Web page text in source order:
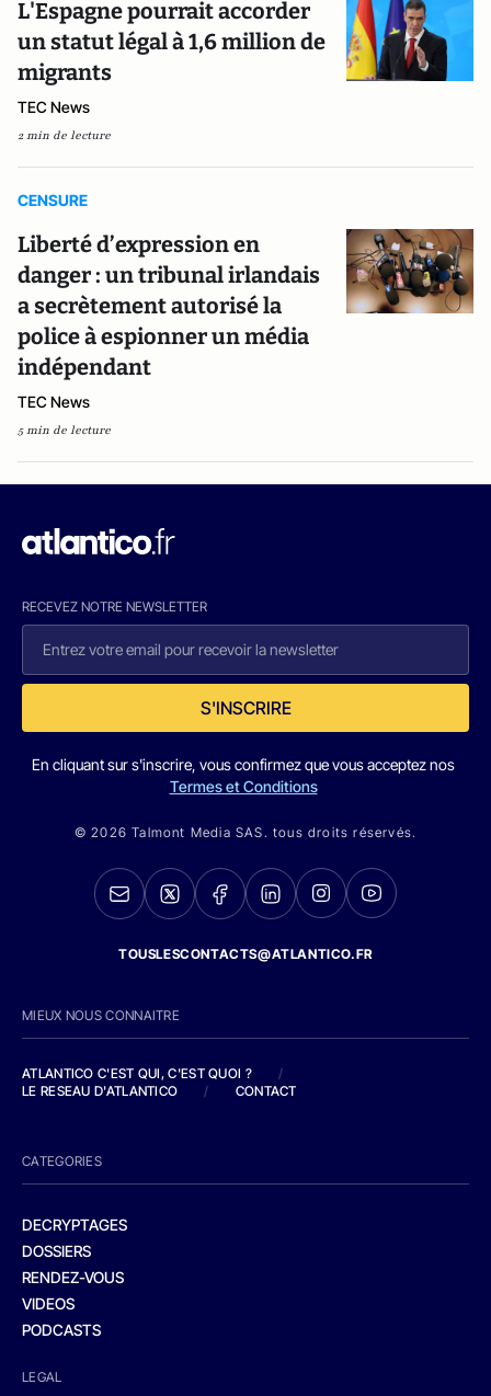
L'Espagne pourrait accorder
un statut légal à 1,6 million de
migrants
TEC News
2 min de lecture
CENSURE
Liberté d’expression en
danger : un tribunal irlandais
a secrètement autorisé la
police à espionner un média
indépendant
TEC News
5 min de lecture
RECEVEZ NOTRE NEWSLETTER
S'INSCRIRE
En cliquant sur s'inscrire, vous confirmez que vous acceptez nos
Termes et Conditions
© 2026 Talmont Media SAS. tous droits réservés.
TOUSLESCONTACTS@ATLANTICO.FR
MIEUX NOUS CONNAITRE
ATLANTICO C'EST QUI, C'EST QUOI ?
/
LE RESEAU D'ATLANTICO
/ CONTACT
CATEGORIES
DECRYPTAGES
DOSSIERS
RENDEZ-VOUS
VIDEOS
PODCASTS
LEGAL